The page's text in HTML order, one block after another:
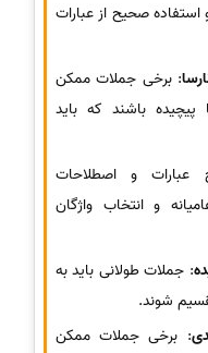
صحیح از عبارات
: برخی جملات ممکن
باشند که باید
عبارات و اصطلاحات
و انتخاب واژگان
: جملات طولانی باید به
شوند.
: برخی جملات ممکن